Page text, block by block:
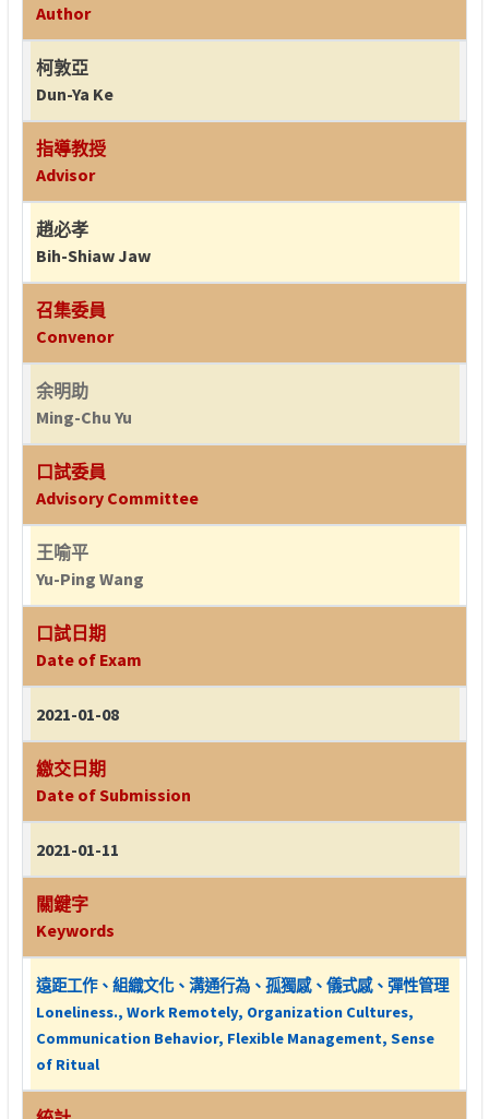
Author
柯敦亞
Dun-Ya Ke
指導教授
Advisor
趙必孝
Bih-Shiaw Jaw
召集委員
Convenor
余明助
Ming-Chu Yu
口試委員
Advisory Committee
王喻平
Yu-Ping Wang
口試日期
Date of Exam
2021-01-08
繳交日期
Date of Submission
2021-01-11
關鍵字
Keywords
遠距工作、組織文化、溝通行為、孤獨感、儀式感、彈性管理
Loneliness., Work Remotely, Organization Cultures,
Communication Behavior, Flexible Management, Sense
of Ritual